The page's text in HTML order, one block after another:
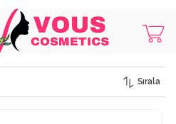
Sırala